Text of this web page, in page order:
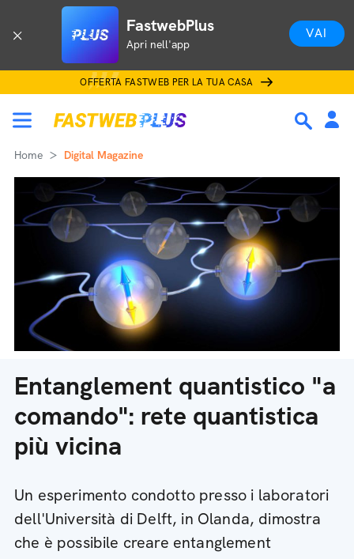
FastwebPlus
Apri nell'app
VAI
OFFERTA FASTWEB PER LA TUA CASA
Home Digital Magazine
Entanglement quantistico "a
comando": rete quantistica
più vicina
Un esperimento condotto presso i laboratori
dell'Università di Delft, in Olanda, dimostra
che è possibile creare entanglement